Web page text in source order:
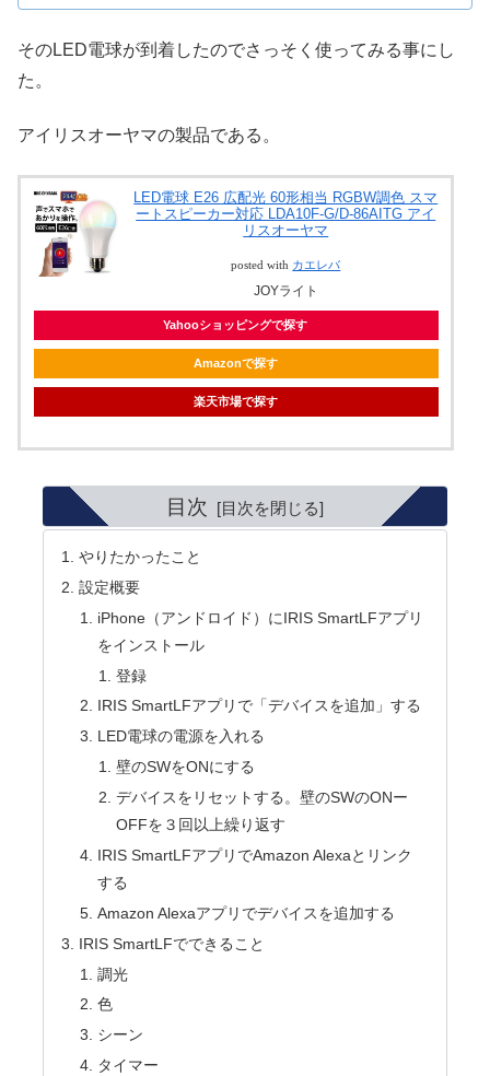
そのLED電球が到着したのでさっそく使ってみる事にし
た。
アイリスオーヤマの製品である。
LED電球 E26 広配光 60形相当 RGBW調色 スマ
ートスピーカー対応 LDA10F-G/D-86AITG アイ
リスオーヤマ
posted with カエレバ
JOYライト
Yahooショッピングで探す
Amazonで探す
楽天市場で探す
目次
やりたかったこと
設定概要
iPhone（アンドロイド）にIRIS SmartLFアプリ
をインストール
登録
IRIS SmartLFアプリで「デバイスを追加」する
LED電球の電源を入れる
壁のSWをONにする
デバイスをリセットする。壁のSWのONー
OFFを３回以上繰り返す
IRIS SmartLFアプリでAmazon Alexaとリンク
する
Amazon Alexaアプリでデバイスを追加する
IRIS SmartLFでできること
調光
色
シーン
タイマー